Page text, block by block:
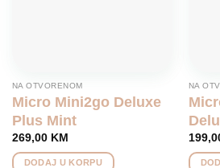
NA OTVORENOM
Micro Mini2go Deluxe
Plus Mint
269,00 KM
DODAJ U KORPU
NA